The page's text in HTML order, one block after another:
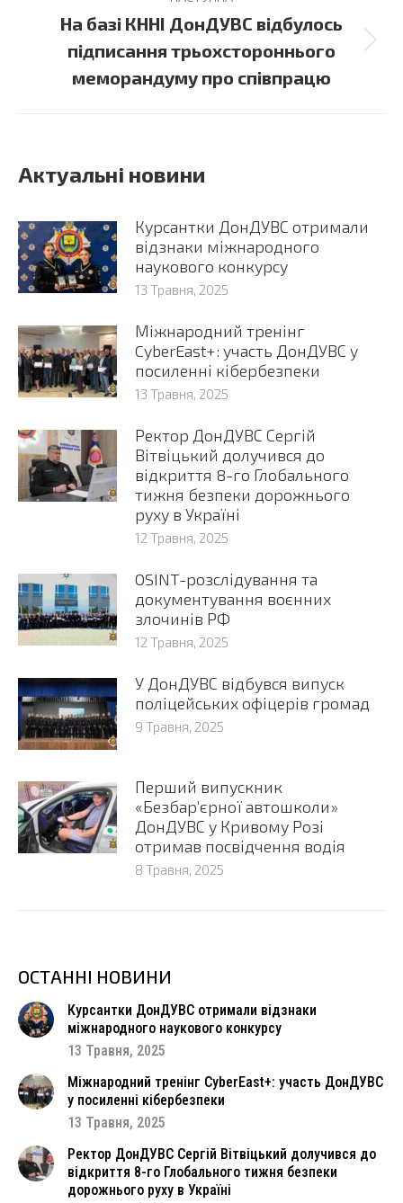
Next
На базі КННІ ДонДУВС відбулось
підписання трьохстороннього
меморандуму про співпрацю
Актуальні новини
Курсантки ДонДУВС отримали
відзнаки міжнародного
наукового конкурсу
13 Травня, 2025
Міжнародний тренінг
CyberEast+: участь ДонДУВС у
посиленні кібербезпеки
13 Травня, 2025
Ректор ДонДУВС Сергій
Вітвіцький долучився до
відкриття 8-го Глобального
тижня безпеки дорожнього
руху в Україні
12 Травня, 2025
OSINT-розслідування та
документування воєнних
злочинів РФ
12 Травня, 2025
У ДонДУВС відбувся випуск
поліцейських офіцерів громад
9 Травня, 2025
Перший випускник
«Безбар’єрної автошколи»
ДонДУВС у Кривому Розі
отримав посвідчення водія
8 Травня, 2025
ОСТАННІ НОВИНИ
Курсантки ДонДУВС отримали відзнаки
міжнародного наукового конкурсу
13 Травня, 2025
Міжнародний тренінг CyberEast+: участь ДонДУВС
у посиленні кібербезпеки
13 Травня, 2025
Ректор ДонДУВС Сергій Вітвіцький долучився до
відкриття 8-го Глобального тижня безпеки
дорожнього руху в Україні